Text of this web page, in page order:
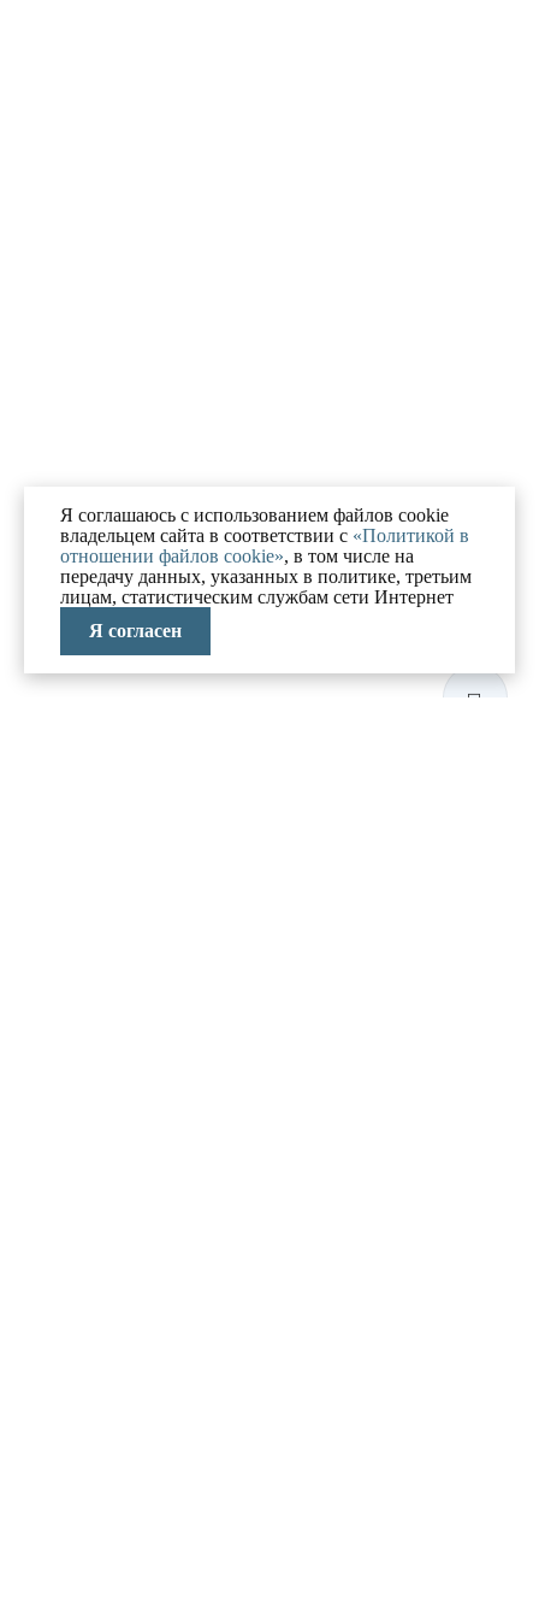
Я соглашаюсь с использованием файлов cookie
владельцем сайта в соответствии с «Политикой в
отношении файлов cookie», в том числе на
передачу данных, указанных в политике, третьим
лицам, статистическим службам сети Интернет
Я согласен